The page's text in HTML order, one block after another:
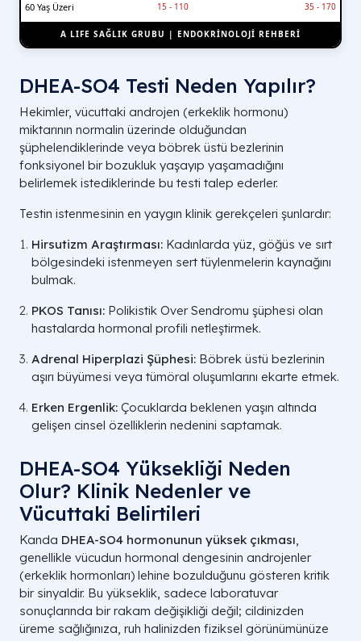
60 Yaş Üzeri 15 - 110 35 - 170
A LIFE SAĞLIK GRUBU | ENDOKRİNOLOJİ REHBERİ
DHEA-SO4 Testi Neden Yapılır?
Hekimler, vücuttaki androjen (erkeklik hormonu)
miktarının normalin üzerinde olduğundan
şüphelendiklerinde veya böbrek üstü bezlerinin
fonksiyonel bir bozukluk yaşayıp yaşamadığını
belirlemek istediklerinde bu testi talep ederler.
Testin istenmesinin en yaygın klinik gerekçeleri şunlardır:
Hirsutizm Araştırması: Kadınlarda yüz, göğüs ve sırt
bölgesindeki istenmeyen sert tüylenmelerin kaynağını
bulmak.
PKOS Tanısı: Polikistik Over Sendromu şüphesi olan
hastalarda hormonal profili netleştirmek.
Adrenal Hiperplazi Şüphesi: Böbrek üstü bezlerinin
aşırı büyümesi veya tümöral oluşumlarını ekarte etmek.
Erken Ergenlik: Çocuklarda beklenen yaşın altında
gelişen cinsel özelliklerin nedenini saptamak.
DHEA-SO4 Yüksekliği Neden
Olur? Klinik Nedenler ve
Vücuttaki Belirtileri
Kanda DHEA-SO4 hormonunun yüksek çıkması,
genellikle vücudun hormonal dengesinin androjenler
(erkeklik hormonları) lehine bozulduğunu gösteren kritik
bir sinyaldir. Bu yükseklik, sadece laboratuvar
sonuçlarında bir rakam değişikliği değil; cildinizden
üreme sağlığınıza, ruh halinizden fiziksel görünümünüze